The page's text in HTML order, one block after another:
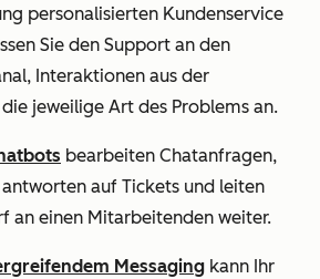
personalisierten Kundenservice
Sie den Support an den
Interaktionen aus der
jeweilige Art des Problems an.
bearbeiten Chatanfragen,
auf Tickets und leiten
an einen Mitarbeitenden weiter.
Messaging kann Ihr